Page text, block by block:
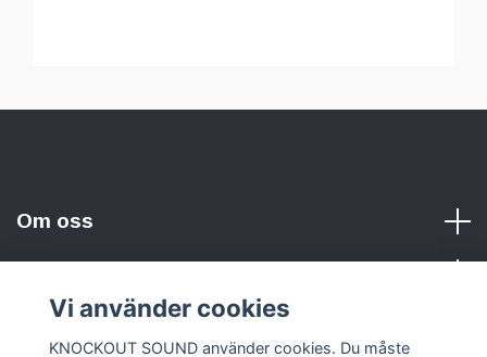
Om oss
Sociala medier
Vi använder cookies
KNOCKOUT SOUND använder cookies. Du måste